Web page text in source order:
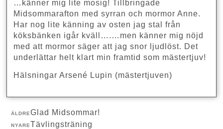
…känner mig lite mosig! Tillbringade
Midsommarafton med syrran och mormor Anne.
Har nog lite känning av osten jag stal från
köksbänken igår kväll….…men känner mig nöjd
med att mormor säger att jag snor ljudlöst. Det
underlättar helt klart min framtid som mästertjuv!
Hälsningar Arsené Lupin (mästertjuven)
ÄLDREGlad Midsommar!
NYARETävlingsträning